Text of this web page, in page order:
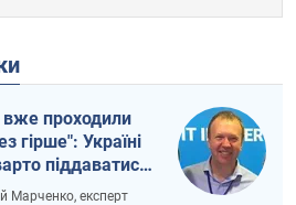
проходили
гірше": Україні
піддаватися
через
Марченко, експерт